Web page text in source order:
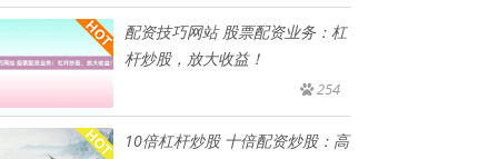
配资技巧网站 股票配资业务：杠
杆炒股，放大收益！
254
10倍杠杆炒股 十倍配资炒股：高